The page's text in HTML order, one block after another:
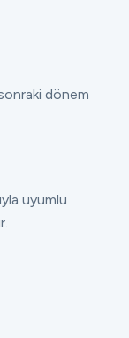
dönem
uyumlu